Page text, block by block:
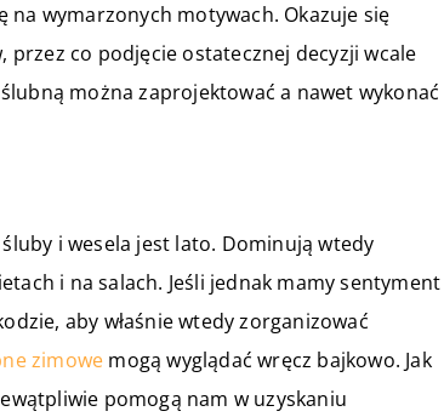
wymarzonych motywach. Okazuje się
co podjęcie ostatecznej decyzji wcale
można zaprojektować a nawet wykonać
i wesela jest lato. Dominują wtedy
i na salach. Jeśli jednak mamy sentyment
aby właśnie wtedy zorganizować
zimowe mogą wyglądać wręcz bajkowo. Jak
pomogą nam w uzyskaniu